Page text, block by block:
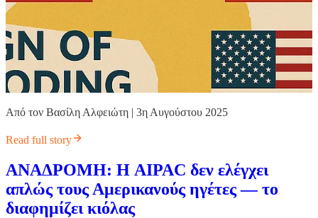
Από τον Βασίλη Αλφειώτη | 3η Αυγούστου 2025
Read full story
ΑΝΑΔΡΟΜΗ: Η AIPAC δεν ελέγχει
απλώς τους Αμερικανούς ηγέτες — το
διαφημίζει κιόλας